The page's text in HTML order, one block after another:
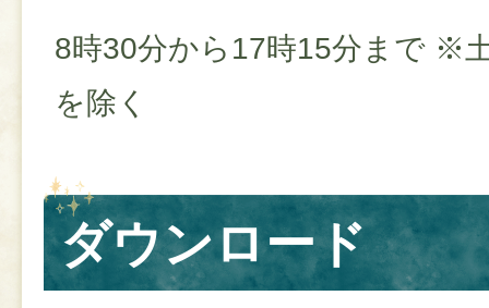
8時30分から17時15分まで ※
を除く
ダウンロード